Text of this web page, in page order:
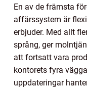
En av de främsta
affärssystem är
erbjuder. Med allt
språng, ger
att fortsatt vara
kontorets fyra
uppdateringar